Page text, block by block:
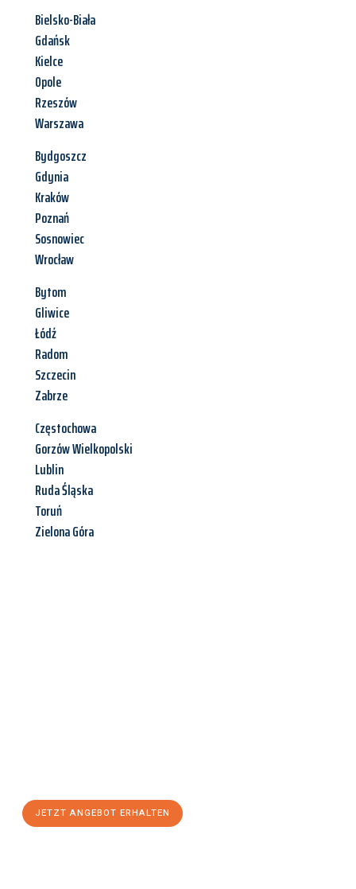
Bielsko-Biała
Gdańsk
Kielce
Opole
Rzeszów
Warszawa
Bydgoszcz
Gdynia
Kraków
Poznań
Sosnowiec
Wrocław
Bytom
Gliwice
Łódź
Radom
Szczecin
Zabrze
Częstochowa
Gorzów Wielkopolski
Lublin
Ruda Śląska
Toruń
Zielona Góra
JETZT ANGEBOT ERHALTEN